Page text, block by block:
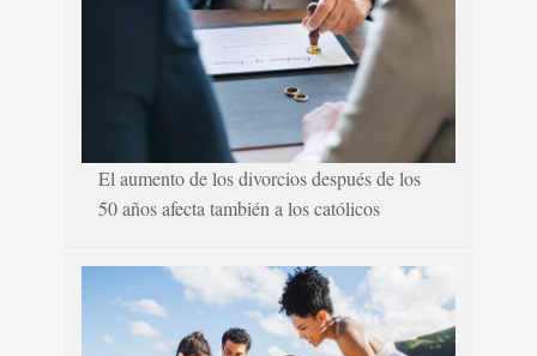
El aumento de los divorcios después de los
50 años afecta también a los católicos